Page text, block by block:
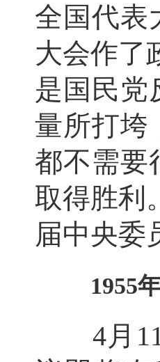
全国代表
大会作了
是国民党
量所打垮
都不需要
取得胜利
届中央委
1955
4月11